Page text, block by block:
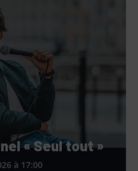
« Seul tout »
à 17:00